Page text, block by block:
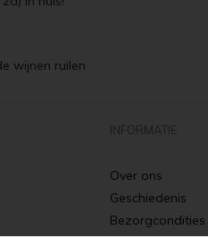
wijnen ruilen
INFORMATIE
Over ons
Geschiedenis